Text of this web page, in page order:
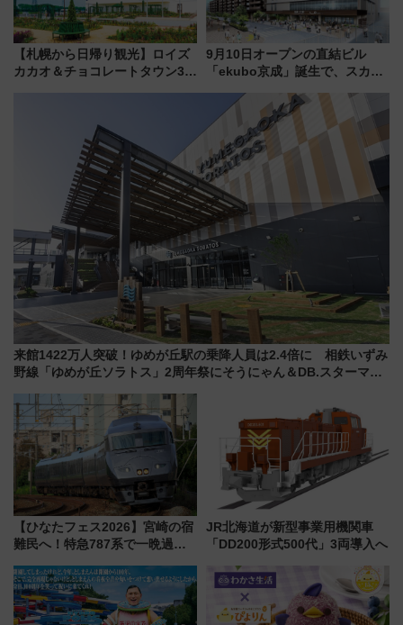
【札幌から日帰り観光】ロイズ
カカオ＆チョコレートタウン3周
駅からのアクセスも
9月10日オープンの直結ビル
「ekubo京成」誕生で、スカイ
新鎌ヶ谷はどう変わる？ 全テナ
ント情報も公開！
来館1422万人突破！ゆめが丘駅の乗降人員は2.4倍に 相鉄いずみ
野線「ゆめが丘ソラトス」2周年祭にそうにゃん＆DB.スターマン
【ひなたフェス2026】宮崎の宿
難民へ！特急787系で一晩過ご
ローおひさま」が救世主に？
JR北海道が新型事業用機関車
「DD200形式500代」3両導入へ